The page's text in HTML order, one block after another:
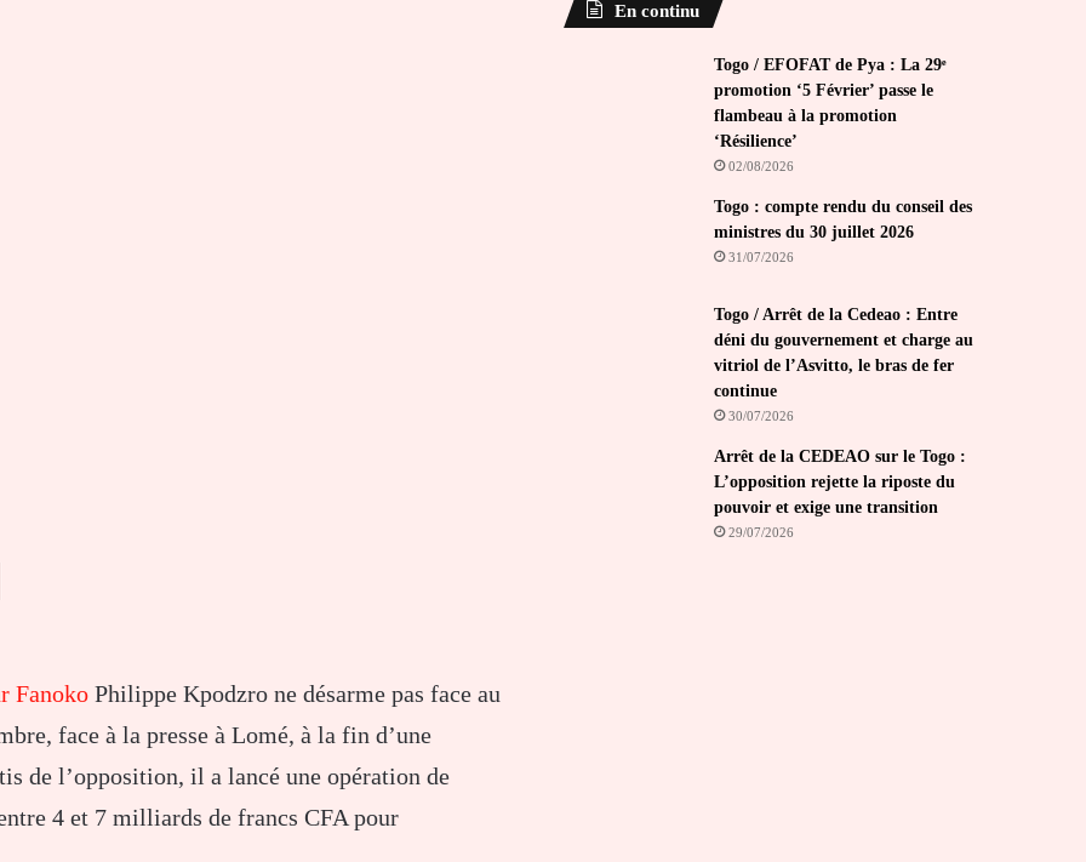
Fanoko Philippe Kpodzro ne désarme pas face au
face à la presse à Lomé, à la fin d’une
de l’opposition, il a lancé une opération de
4 et 7 milliards de francs CFA pour
En continu
Togo / EFOFAT de Pya : La 29ᵉ
promotion ‘5 Février’ passe le
flambeau à la promotion
‘Résilience’
02/08/2026
Togo : compte rendu du conseil des
ministres du 30 juillet 2026
31/07/2026
Togo / Arrêt de la Cedeao : Entre
déni du gouvernement et charge au
vitriol de l’Asvitto, le bras de fer
continue
30/07/2026
Arrêt de la CEDEAO sur le Togo :
L’opposition rejette la riposte du
pouvoir et exige une transition
29/07/2026